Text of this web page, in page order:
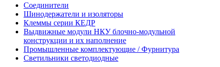
Соединители
Шинодержатели и изоляторы
Клеммы серии КЕДР
Выдвижные модули НКУ блочно-модульной
конструкции и их наполнение
Промышленные комплектующие / Фурнитура
Светильники светодиодные